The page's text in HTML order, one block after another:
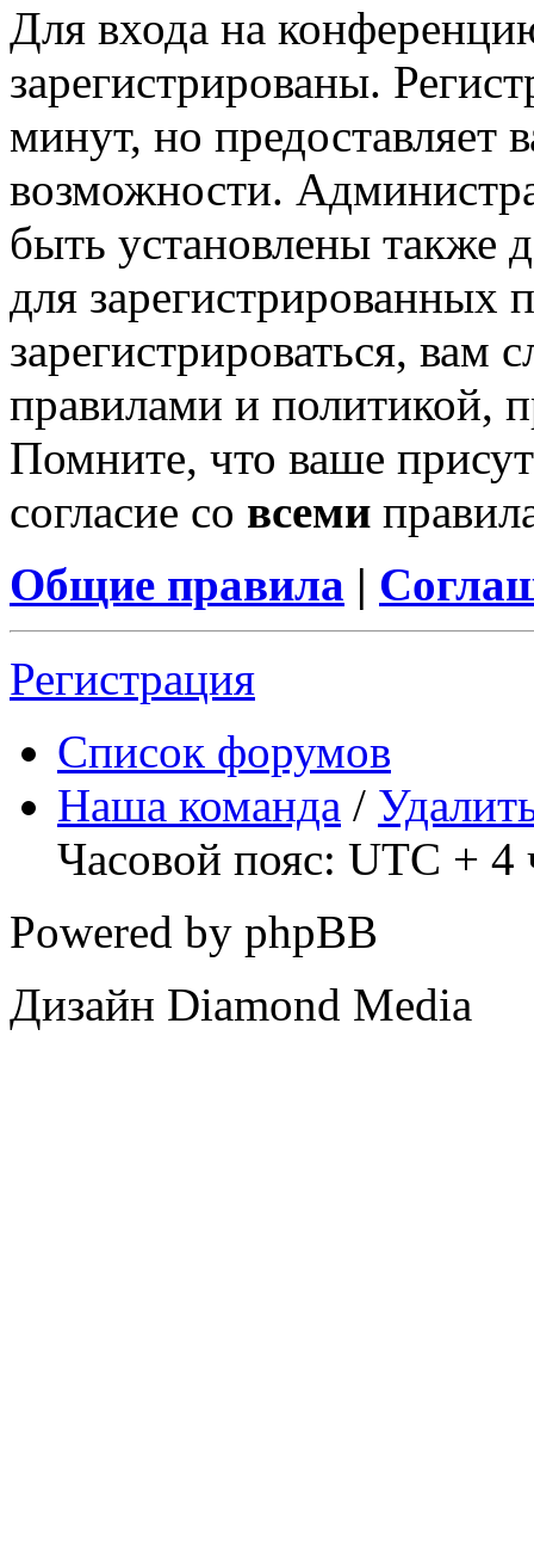
Для входа на
зарегистрированы.
минут, но предоставляет
возможности.
быть установлены также
для зарегистрированных
зарегистрироваться, вам
правилами и политикой,
Помните, что ваше
согласие со всеми
Общие правила |
Регистрация
Список форумов
Наша команда /
Часовой пояс: UTC + 4
Powered by phpBB
Дизайн Diamond Media